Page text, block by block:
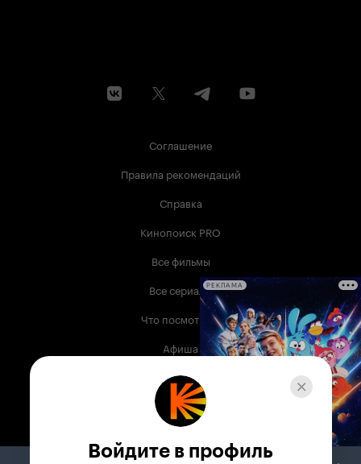
Соглашение
Правила рекомендаций
Справка
Кинопоиск PRO
Все фильмы
Все сериалы
Что посмотреть
Афиша
Музыка
Телепрограмма
РЕКЛАМА
Войдите в профиль